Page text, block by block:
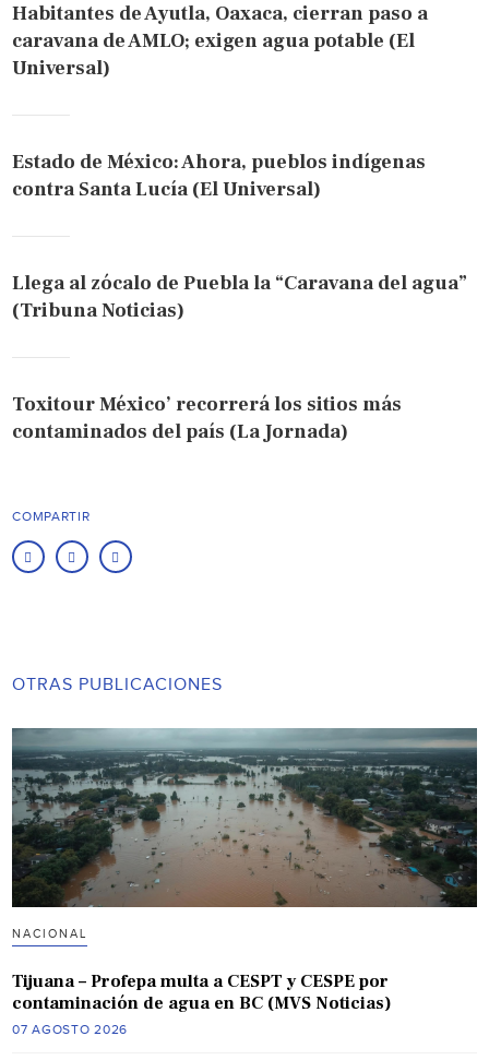
Habitantes de Ayutla, Oaxaca, cierran paso a
caravana de AMLO; exigen agua potable (El
Universal)
Estado de México: Ahora, pueblos indígenas
contra Santa Lucía (El Universal)
Llega al zócalo de Puebla la “Caravana del agua”
(Tribuna Noticias)
Toxitour México’ recorrerá los sitios más
contaminados del país (La Jornada)
COMPARTIR
OTRAS PUBLICACIONES
NACIONAL
Tijuana – Profepa multa a CESPT y CESPE por
contaminación de agua en BC (MVS Noticias)
07 AGOSTO 2026